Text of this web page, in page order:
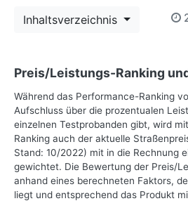
Inhaltsverzeichnis
Preis/Leistungs-Ranking
Während das Performance-Ranking
Aufschluss über die prozentualen
einzelnen Testprobanden gibt, wird
Ranking auch der aktuelle
Stand: 10/2022) mit in die Rechnung
gewichtet. Die Bewertung der Preis/
anhand eines berechneten Faktors,
liegt und entsprechend das Produkt